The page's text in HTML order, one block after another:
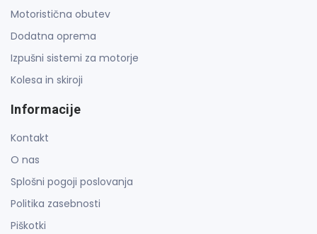
Motoristična obutev
Dodatna oprema
Izpušni sistemi za motorje
Kolesa in skiroji
Informacije
Kontakt
O nas
Splošni pogoji poslovanja
Politika zasebnosti
Piškotki